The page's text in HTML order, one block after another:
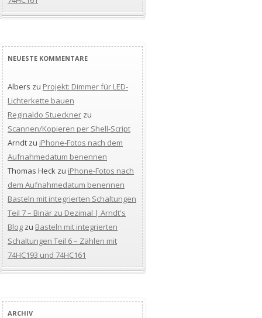
NEUESTE KOMMENTARE
Albers zu Projekt: Dimmer für LED-
Lichterkette bauen
Reginaldo Stueckner zu
Scannen/Kopieren per Shell-Script
Arndt zu iPhone-Fotos nach dem
Aufnahmedatum benennen
Thomas Heck zu iPhone-Fotos nach
dem Aufnahmedatum benennen
Basteln mit integrierten Schaltungen
Teil 7 – Binär zu Dezimal | Arndt's
Blog zu Basteln mit integrierten
Schaltungen Teil 6 – Zählen mit
74HC193 und 74HC161
ARCHIV